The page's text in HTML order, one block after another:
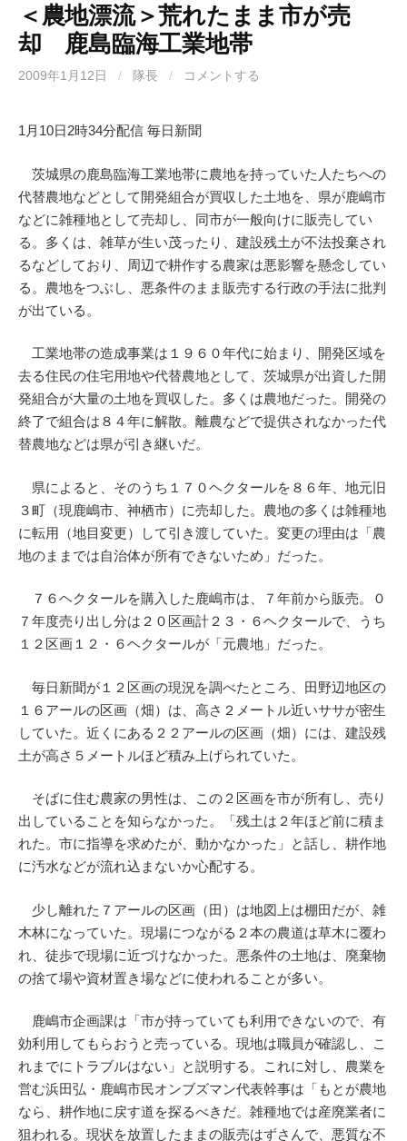
＜農地漂流＞荒れたまま市が売
却 鹿島臨海工業地帯
2009年1月12日 / 隊長 / コメントする
1月10日2時34分配信 毎日新聞
茨城県の鹿島臨海工業地帯に農地を持っていた人たちへの
代替農地などとして開発組合が買収した土地を、県が鹿嶋市
などに雑種地として売却し、同市が一般向けに販売してい
る。多くは、雑草が生い茂ったり、建設残土が不法投棄され
るなどしており、周辺で耕作する農家は悪影響を懸念してい
る。農地をつぶし、悪条件のまま販売する行政の手法に批判
が出ている。
工業地帯の造成事業は１９６０年代に始まり、開発区域を
去る住民の住宅用地や代替農地として、茨城県が出資した開
発組合が大量の土地を買収した。多くは農地だった。開発の
終了で組合は８４年に解散。離農などで提供されなかった代
替農地などは県が引き継いだ。
県によると、そのうち１７０ヘクタールを８６年、地元旧
３町（現鹿嶋市、神栖市）に売却した。農地の多くは雑種地
に転用（地目変更）して引き渡していた。変更の理由は「農
地のままでは自治体が所有できないため」だった。
７６ヘクタールを購入した鹿嶋市は、７年前から販売。０
７年度売り出し分は２０区画計２３・６ヘクタールで、うち
１２区画１２・６ヘクタールが「元農地」だった。
毎日新聞が１２区画の現況を調べたところ、田野辺地区の
１６アールの区画（畑）は、高さ２メートル近いササが密生
していた。近くにある２２アールの区画（畑）には、建設残
土が高さ５メートルほど積み上げられていた。
そばに住む農家の男性は、この２区画を市が所有し、売り
出していることを知らなかった。「残土は２年ほど前に積ま
れた。市に指導を求めたが、動かなかった」と話し、耕作地
に汚水などが流れ込まないか心配する。
少し離れた７アールの区画（田）は地図上は棚田だが、雑
木林になっていた。現場につながる２本の農道は草木に覆わ
れ、徒歩で現場に近づけなかった。悪条件の土地は、廃棄物
の捨て場や資材置き場などに使われることが多い。
鹿嶋市企画課は「市が持っていても利用できないので、有
効利用してもらおうと売っている。現地は職員が確認し、こ
れまでにトラブルはない」と説明する。これに対し、農業を
営む浜田弘・鹿嶋市民オンブズマン代表幹事は「もとが農地
なら、耕作地に戻す道を探るべきだ。雑種地では産廃業者に
狙われる。現状を放置したままの販売はずさんで、悪質な不